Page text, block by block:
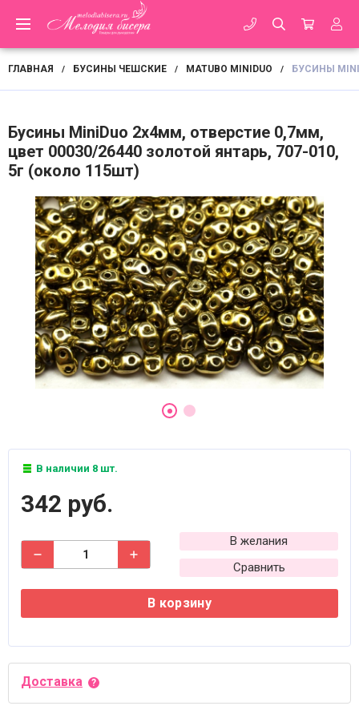
ГЛАВНАЯ / БУСИНЫ ЧЕШСКИЕ / MATUBO MINIDUO / БУСИНЫ
Бусины MiniDuo 2х4мм, отверстие 0,7мм,
цвет 00030/26440 золотой янтарь, 707-010,
5г (около 115шт)
В наличии 8 шт.
342 руб.
В желания
Сравнить
В корзину
Доставка